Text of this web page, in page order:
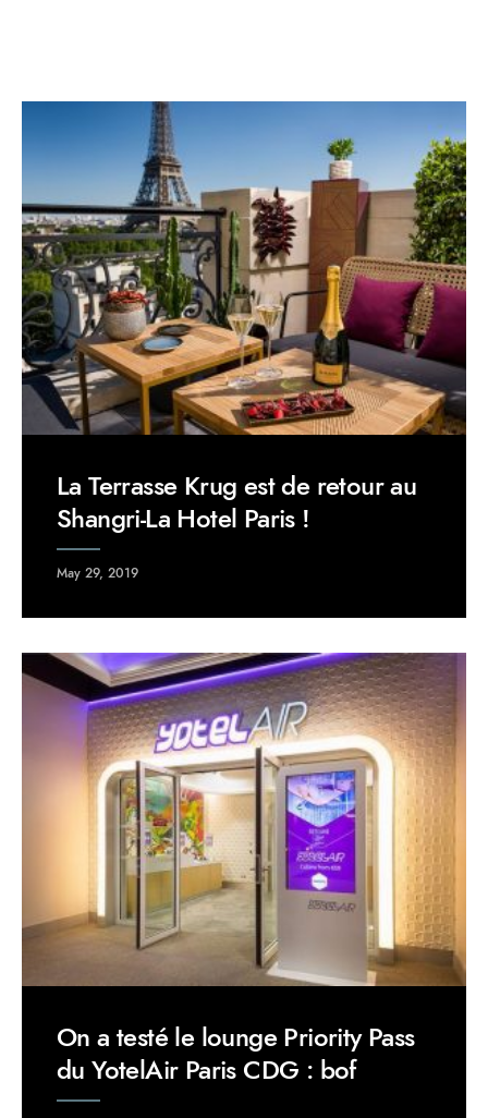
La Terrasse Krug est de retour au
Shangri-La Hotel Paris !
May 29, 2019
On a testé le lounge Priority Pass
du YotelAir Paris CDG : bof